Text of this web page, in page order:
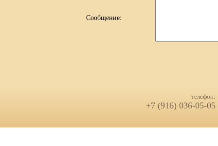
Сообщение:
телефон:
+7 (916) 036-05-05